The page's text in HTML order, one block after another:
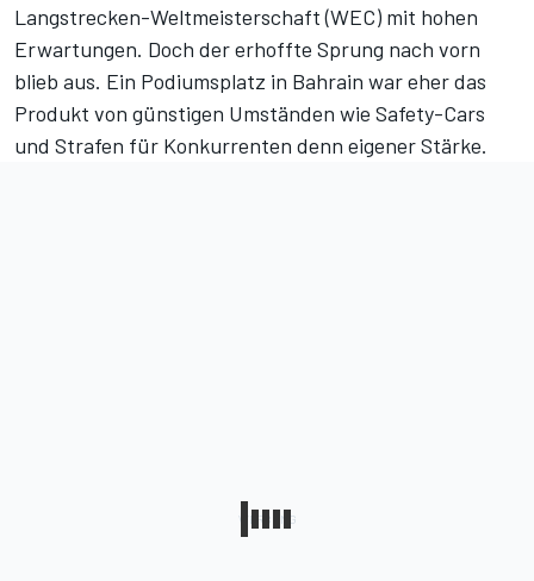
Langstrecken-Weltmeisterschaft (WEC) mit hohen
Erwartungen. Doch der erhoffte Sprung nach vorn
blieb aus. Ein Podiumsplatz in Bahrain war eher das
Produkt von günstigen Umständen wie Safety-Cars
und Strafen für Konkurrenten denn eigener Stärke.